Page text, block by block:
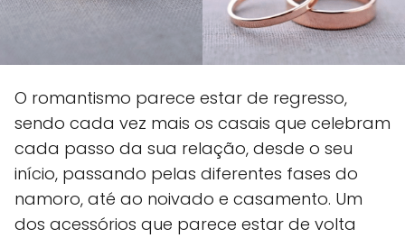
O romantismo parece estar de regresso,
sendo cada vez mais os casais que celebram
cada passo da sua relação, desde o seu
início, passando pelas diferentes fases do
namoro, até ao noivado e casamento. Um
dos acessórios que parece estar de volta